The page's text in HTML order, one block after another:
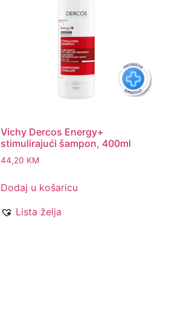
Vichy Dercos Energy+
stimulirajući šampon, 400ml
44,20 KM
Dodaj u košaricu
Lista želja